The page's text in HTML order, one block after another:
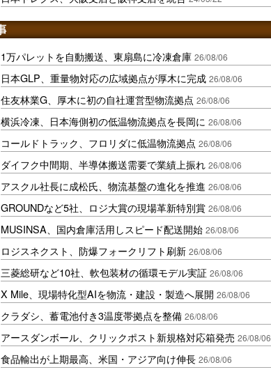
1万パレットを自動搬送、東扇島に冷凍倉庫 26/08/06
日本GLP、重量物対応の広域拠点が厚木に完成 26/08/06
住友林業G、厚木に初の自社運営型物流拠点 26/08/06
横浜冷凍、日本海側初の低温物流拠点を長岡に 26/08/06
コールドトラック、フロリダに低温物流拠点 26/08/06
ダイフク中間期、半導体搬送需要で業績上振れ 26/08/06
アスクル社長に成松氏、物流基盤の進化を推進 26/08/06
GROUNDなど5社、ロジ大賞の現場革新特別賞 26/08/06
MUSINSA、国内倉庫活用しスピード配送開始 26/08/06
ロジスネクスト、防爆フォークリフト刷新 26/08/06
三菱総研など10社、軟包装材の循環モデル実証 26/08/06
X Mile、現場特化型AIを物流・建設・製造へ展開 26/08/06
クラダシ、蓄電池付き3温度帯拠点を整備 26/08/06
アースダンボール、クリックポスト新規格対応箱発売 26/08/06
食品輸出が上期最高、米国・アジア向け伸長 26/08/06